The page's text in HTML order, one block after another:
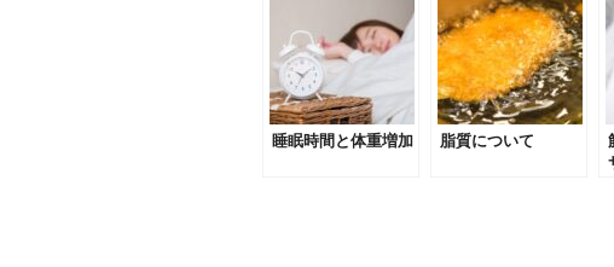
睡眠時間と体重増加 脂質について